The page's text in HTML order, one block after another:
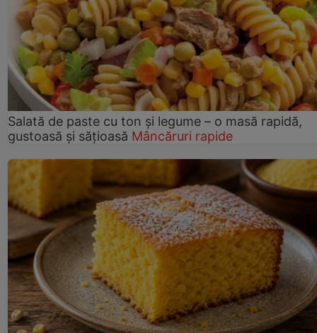
Salată de paste cu ton și legume – o masă rapidă,
gustoasă și sățioasă Mâncăruri rapide